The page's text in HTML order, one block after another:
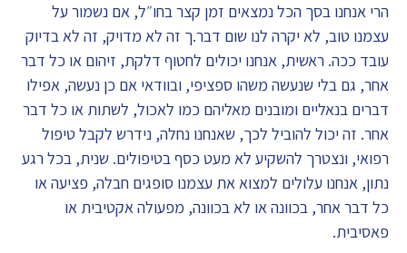
הרי אנחנו בסך הכל נמצאים זמן קצר בחו״ל, אם נשמור על
עצמנו טוב, לא יקרה לנו שום דבר.ך זה לא מדויק, זה לא בדיוק
עובד ככה. ראשית, אנחנו יכולים לחטוף דלקת, זיהום או כל דבר
אחר, גם בלי שנעשה משהו ספציפי, ובוודאי אם כן נעשה, אפילו
דברים בנאליים ומובנים מאליהם כמו לאכול, לשתות או כל דבר
אחר. זה יכול להוביל לכך, שאנחנו נחלה, נידרש לקבל טיפול
רפואי, ונצטרך להשקיע לא מעט כסף בטיפולים. שנית, בכל רגע
נתון, אנחנו עלולים למצוא את עצמנו סופגים חבלה, פציעה או
כל דבר אחר, בכוונה או לא בכוונה, מפעולה אקטיבית או
פאסיבית.